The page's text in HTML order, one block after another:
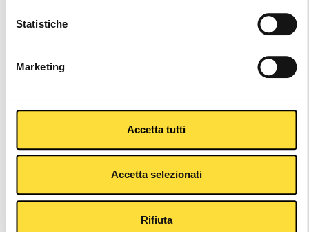
Statistiche
Marketing
Accetta tutti
Accetta selezionati
Rifiuta